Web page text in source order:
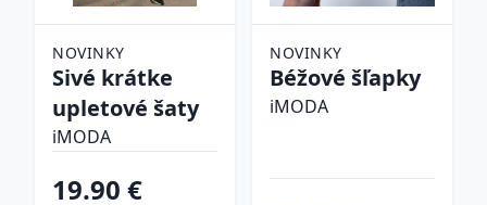
NOVINKY
Sivé krátke
upletové šaty
iMODA
19.90 €
NOVINKY
Béžové šľapky
iMODA